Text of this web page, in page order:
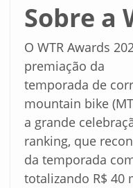
Sobre a
O WTR Awards
premiação da
temporada de
mountain bike
a grande
ranking, que
da temporada
totalizando R$ 40